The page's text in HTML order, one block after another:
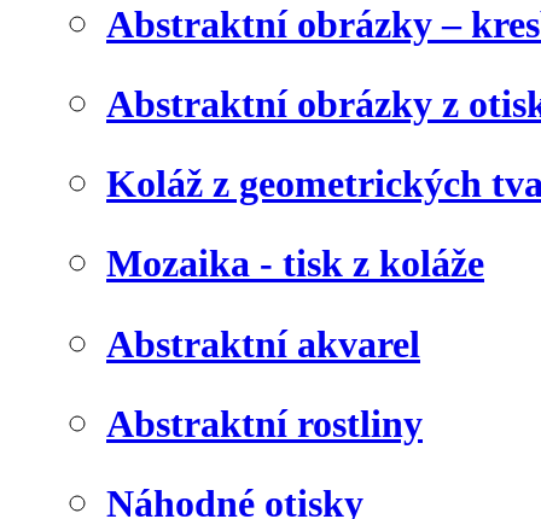
Abstraktní obrázky –
Abstraktní obrázky z
Koláž z geometrických
Mozaika - tisk z koláže
Abstraktní akvarel
Abstraktní rostliny
Náhodné otisky